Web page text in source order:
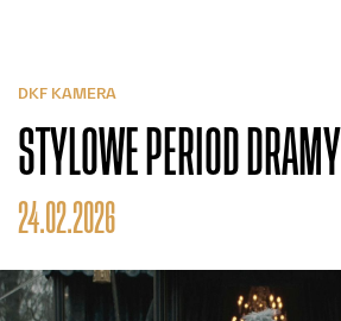
DKF KAMERA
STYLOWE PERIOD DRAMY
24.02.2026